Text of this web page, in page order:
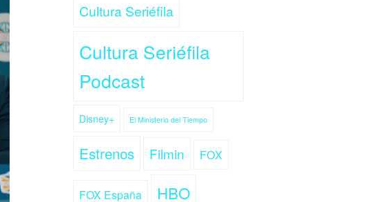
Cultura Seriéfila
Cultura Seriéfila
Podcast
Disney+ El Ministerio del Tiempo
Estrenos Filmin FOX
FOX España HBO